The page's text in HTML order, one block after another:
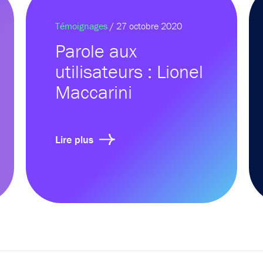
Témoignages / 27 octobre 2020
Parole aux
utilisateurs : Lionel
Maccarini
Lire plus